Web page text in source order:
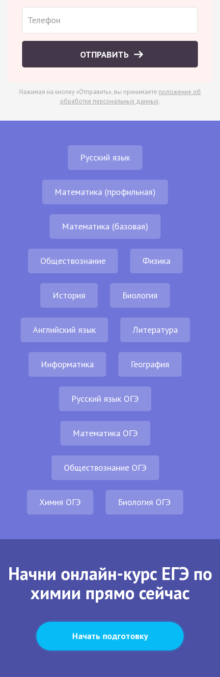
ОТПРАВИТЬ
Нажимая на кнопку «Отправить», вы принимаете положение об
обработке персональных данных.
Русский язык
Математика (профильная)
Математика (базовая)
Обществознание Физика
История Биология
Английский язык Литература
Информатика География
Русский язык ОГЭ
Математика ОГЭ
Обществознание ОГЭ
Химия ОГЭ Биология ОГЭ
Начни онлайн-курс ЕГЭ по
химии прямо сейчас
Начать подготовку